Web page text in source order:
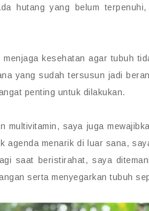
hutang yang belum
kesehatan agar tubuh
yang sudah tersusun jadi
penting untuk dilakukan.
multivitamin, saya juga
agenda menarik di luar sana,
saat beristirahat, saya
serta menyegarkan tubuh